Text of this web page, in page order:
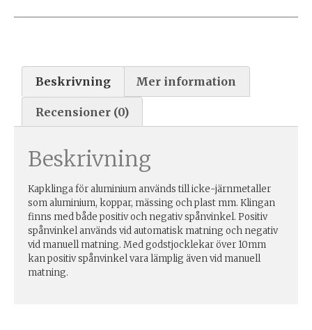
Beskrivning Mer information
Recensioner (0)
Beskrivning
Kapklinga för aluminium används till icke-järnmetaller
som aluminium, koppar, mässing och plast mm. Klingan
finns med både positiv och negativ spånvinkel. Positiv
spånvinkel används vid automatisk matning och negativ
vid manuell matning. Med godstjocklekar över 10mm
kan positiv spånvinkel vara lämplig även vid manuell
matning.